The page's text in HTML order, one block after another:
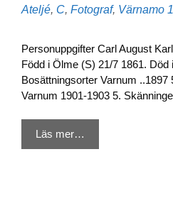
Kategorier
Ateljé, C, Fotograf, Värnamo
Personuppgifter Carl August
Född i Ölme (S) 21/7 1861.
Bosättningsorter Varnum ..1897
Varnum 1901-1903 5.
Läs mer…